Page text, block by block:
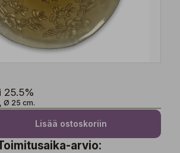
25.5%
Ø 25 cm.
Lisää ostoskoriin
arvio: